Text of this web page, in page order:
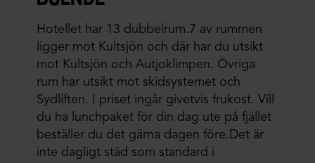
Hotellet har 13 dubbelrum.7 av rummen
ligger mot Kultsjön och där har du utsikt
mot Kultsjön och Autjoklimpen. Övriga
rum har utsikt mot skidsystemet och
Sydliften. I priset ingår givetvis frukost. Vill
du ha lunchpaket för din dag ute på fjället
beställer du det gärna dagen före.Det är
inte dagligt städ som standard i